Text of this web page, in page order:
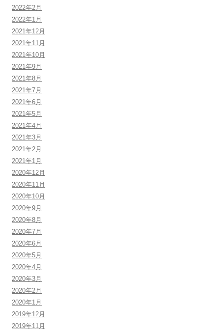
2022年2月
2022年1月
2021年12月
2021年11月
2021年10月
2021年9月
2021年8月
2021年7月
2021年6月
2021年5月
2021年4月
2021年3月
2021年2月
2021年1月
2020年12月
2020年11月
2020年10月
2020年9月
2020年8月
2020年7月
2020年6月
2020年5月
2020年4月
2020年3月
2020年2月
2020年1月
2019年12月
2019年11月